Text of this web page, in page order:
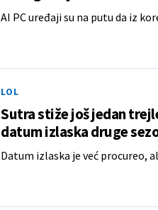
AI PC uređaji su na putu da iz
LOL
Sutra stiže još jedan
datum izlaska druge
Datum izlaska je već procureo,